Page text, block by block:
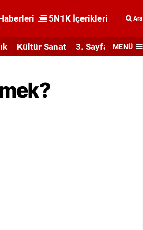
5N1K İçerikleri Ara
Kültür Sanat 3. Sayfa MENÜ